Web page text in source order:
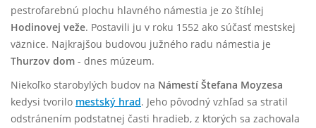
pestrofarebnú plochu hlavného námestia je zo štíhlej
Hodinovej veže. Postavili ju v roku 1552 ako súčasť mestskej
väznice. Najkrajšou budovou južného radu námestia je
Thurzov dom - dnes múzeum.
Niekoľko starobylých budov na Námestí Štefana Moyzesa
kedysi tvorilo mestský hrad. Jeho pôvodný vzhľad sa stratil
odstránením podstatnej časti hradieb, z ktorých sa zachovala